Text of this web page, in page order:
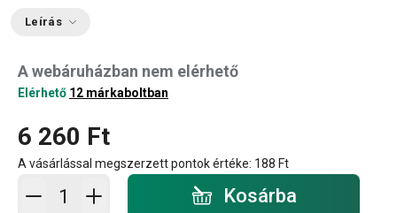
Leírás
A webáruházban nem elérhető
Elérhető 12 márkaboltban
6 260 Ft
A vásárlással megszerzett pontok értéke: 188 Ft
Kosárba - mennyiség Kosárba